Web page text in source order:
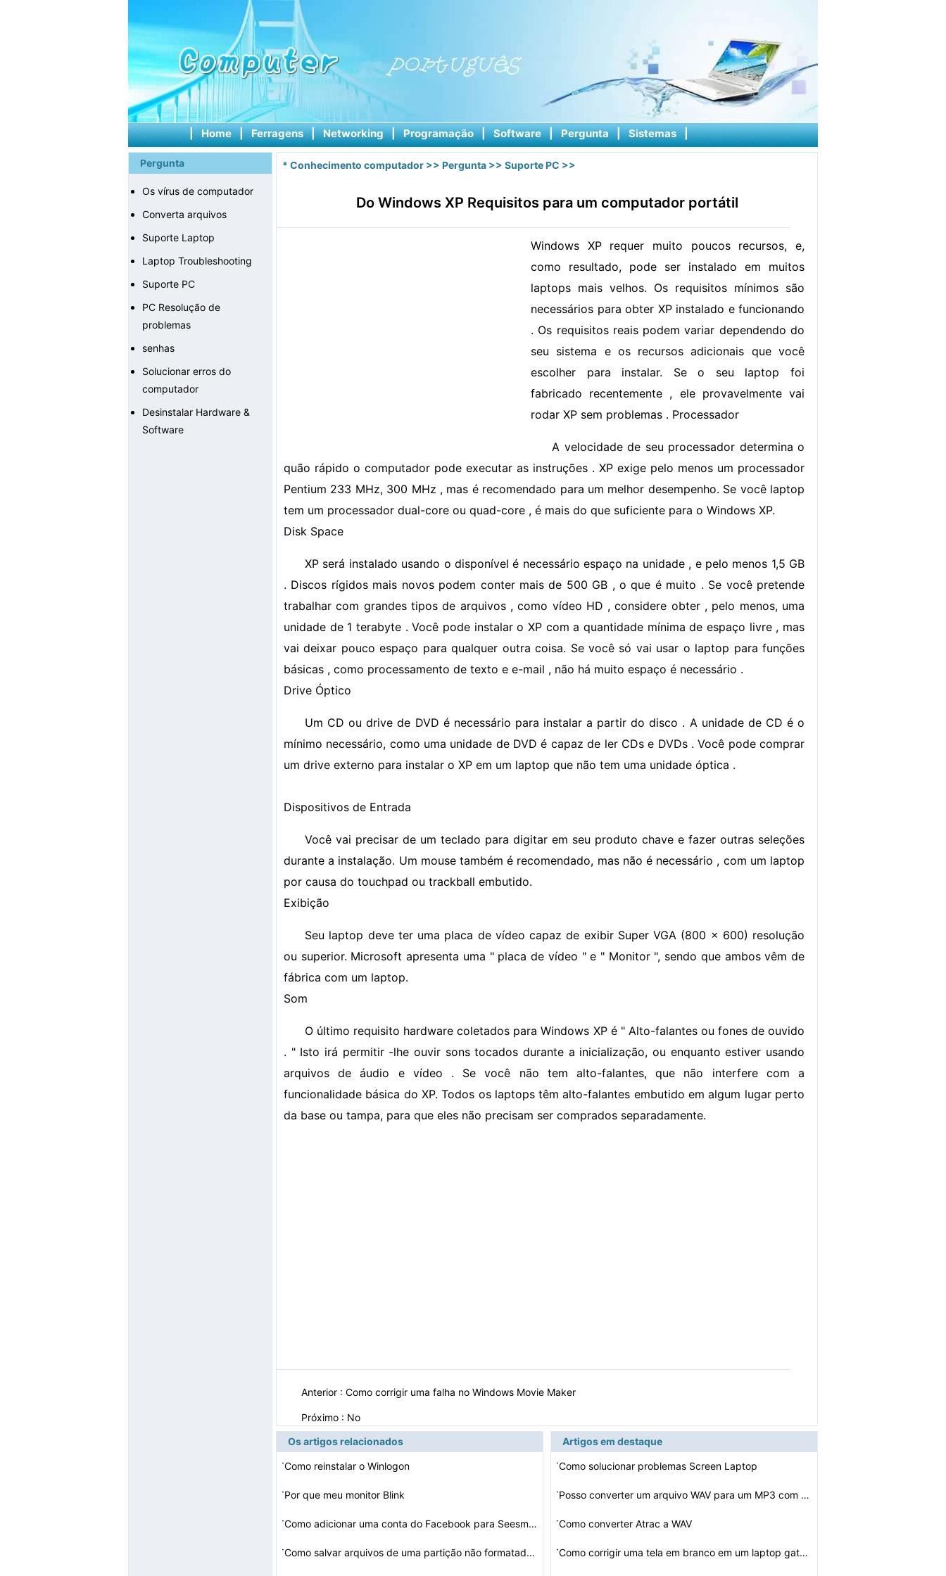
| Home | Ferragens | Networking | Programação | Software | Pergunta | Sistemas |
Pergunta
Os vírus de computador
Converta arquivos
Suporte Laptop
Laptop Troubleshooting
Suporte PC
PC Resolução de
problemas
senhas
Solucionar erros do
computador
Desinstalar Hardware &
Software
* Conhecimento computador >> Pergunta >> Suporte PC >>
Do Windows XP Requisitos para um computador portátil
Windows XP requer muito poucos recursos, e,
como resultado, pode ser instalado em muitos
laptops mais velhos. Os requisitos mínimos são
necessários para obter XP instalado e funcionando
. Os requisitos reais podem variar dependendo do
seu sistema e os recursos adicionais que você
escolher para instalar. Se o seu laptop foi
fabricado recentemente , ele provavelmente vai
rodar XP sem problemas . Processador
A velocidade de seu processador determina o
quão rápido o computador pode executar as instruções . XP exige pelo menos um processador
Pentium 233 MHz, 300 MHz , mas é recomendado para um melhor desempenho. Se você laptop
tem um processador dual-core ou quad-core , é mais do que suficiente para o Windows XP.
Disk Space
XP será instalado usando o disponível é necessário espaço na unidade , e pelo menos 1,5 GB
. Discos rígidos mais novos podem conter mais de 500 GB , o que é muito . Se você pretende
trabalhar com grandes tipos de arquivos , como vídeo HD , considere obter , pelo menos, uma
unidade de 1 terabyte . Você pode instalar o XP com a quantidade mínima de espaço livre , mas
vai deixar pouco espaço para qualquer outra coisa. Se você só vai usar o laptop para funções
básicas , como processamento de texto e e-mail , não há muito espaço é necessário .
Drive Óptico
Um CD ou drive de DVD é necessário para instalar a partir do disco . A unidade de CD é o
mínimo necessário, como uma unidade de DVD é capaz de ler CDs e DVDs . Você pode comprar
um drive externo para instalar o XP em um laptop que não tem uma unidade óptica .
Dispositivos de Entrada
Você vai precisar de um teclado para digitar em seu produto chave e fazer outras seleções
durante a instalação. Um mouse também é recomendado, mas não é necessário , com um laptop
por causa do touchpad ou trackball embutido.
Exibição
Seu laptop deve ter uma placa de vídeo capaz de exibir Super VGA (800 x 600) resolução
ou superior. Microsoft apresenta uma " placa de vídeo " e " Monitor ", sendo que ambos vêm de
fábrica com um laptop.
Som
O último requisito hardware coletados para Windows XP é " Alto-falantes ou fones de ouvido
. " Isto irá permitir -lhe ouvir sons tocados durante a inicialização, ou enquanto estiver usando
arquivos de áudio e vídeo . Se você não tem alto-falantes, que não interfere com a
funcionalidade básica do XP. Todos os laptops têm alto-falantes embutido em algum lugar perto
da base ou tampa, para que eles não precisam ser comprados separadamente.
Anterior : Como corrigir uma falha no Windows Movie Maker
Próximo : No
Os artigos relacionados
·Como reinstalar o Winlogon
·Por que meu monitor Blink
· Como adicionar uma conta do Facebook para Seesmic Mobil…
· Como salvar arquivos de uma partição não formatada n…
Artigos em destaque
·Como solucionar problemas Screen Laptop
· Posso converter um arquivo WAV para um MP3 com o iTunes…
·Como converter Atrac a WAV
· Como corrigir uma tela em branco em um laptop gateway M…